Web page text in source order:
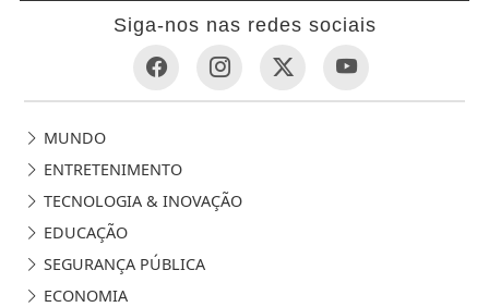
Siga-nos nas redes sociais
MUNDO
ENTRETENIMENTO
TECNOLOGIA & INOVAÇÃO
EDUCAÇÃO
SEGURANÇA PÚBLICA
ECONOMIA